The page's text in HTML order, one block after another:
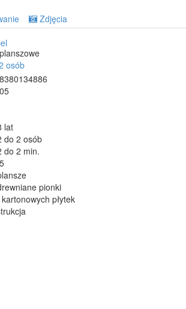
Zdjęcia
osób
lat
do 2 osób
do 2 min.
pionki
płytek